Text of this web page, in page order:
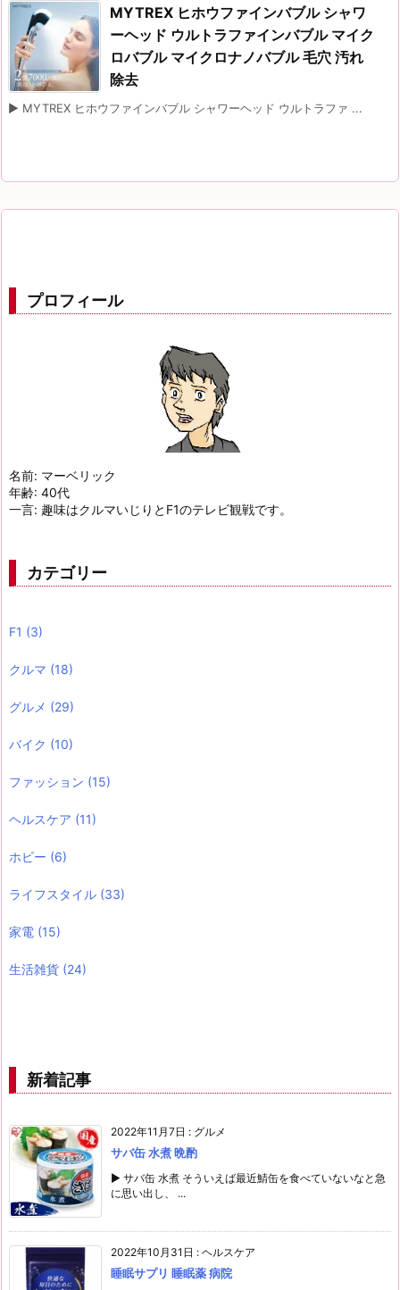
MYTREX ヒホウファインバブル シャワ
ーヘッド ウルトラファインバブル マイク
ロバブル マイクロナノバブル 毛穴 汚れ
除去
▶ MYTREX ヒホウファインバブル シャワーヘッド ウルトラファ ...
プロフィール
名前: マーベリック
年齢: 40代
一言: 趣味はクルマいじりとF1のテレビ観戦です。
カテゴリー
F1 (3)
クルマ (18)
グルメ (29)
バイク (10)
ファッション (15)
ヘルスケア (11)
ホビー (6)
ライフスタイル (33)
家電 (15)
生活雑貨 (24)
新着記事
2022年11月7日 : グルメ
サバ缶 水煮 晩酌
▶ サバ缶 水煮 そういえば最近鯖缶を食べていないなと急
に思い出し、 ...
2022年10月31日 : ヘルスケア
睡眠サプリ 睡眠薬 病院